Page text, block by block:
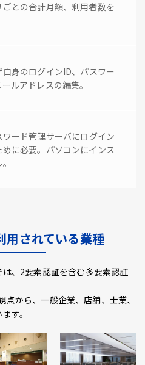
ごとの合計月額、利用者数を
自身のログインID、パスワー
ールアドレスの編集。
ワード管理サーバにログイン
めに必要。パソコンにインス
用されている業種
、2要素認証を含む多要素認証
点から、一般企業、店舗、士業、
す。